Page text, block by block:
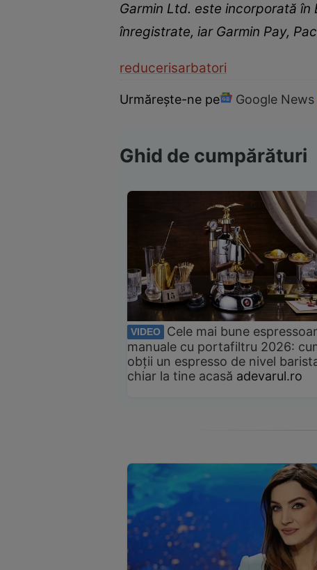
Garmin Ltd. este incorporată în
înregistrate, iar Garmin Pay,
reducerisarbatori
Urmărește-ne pe Google News
Ghid de cumpărături
VIDEO
Cele mai bune
manuale cu portafiltru 2026:
obții un espresso de nivel
chiar la tine acasă adevarul.ro